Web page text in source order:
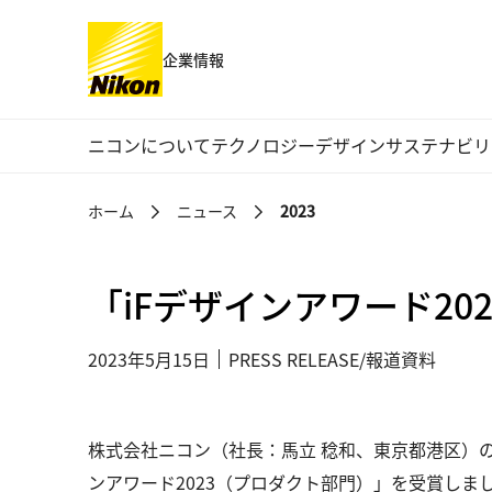
企業情報
グローバルナビゲーション
ニコンについてテクノロジーデザインサステナビ
ホーム ニュース 2023
「iFデザインアワード
2023年5月15日 PRESS RELEASE/報道資料
株式会社ニコン（社長：馬立 稔和、東京都港区
ンアワード2023（プロダクト部門）」を受賞しま